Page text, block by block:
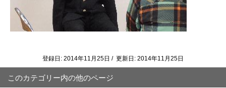
登録日: 2014年11月25日 / 更新日: 2014年11月25日
このカテゴリー内の他のページ